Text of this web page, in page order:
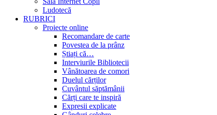
Ludotecă
RUBRICI
Proiecte online
Recomandare de carte
Povestea de la prânz
Știați că…
Interviurile Bibliotecii
Vânătoarea de comori
Duelul cărților
Cuvântul săptămânii
Cărți care te inspiră
Expresii explicate